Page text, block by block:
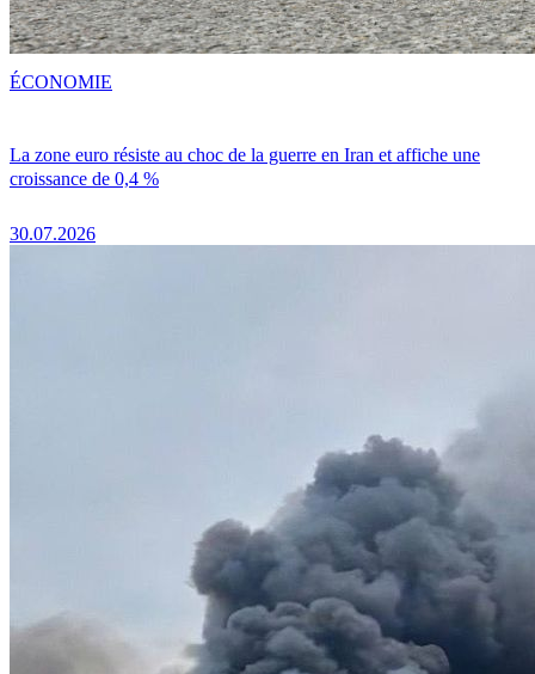
La zone euro résiste au choc de la guerre en Iran et affiche une
croissance de 0,4 %
30.07.2026
ÉCONOMIE